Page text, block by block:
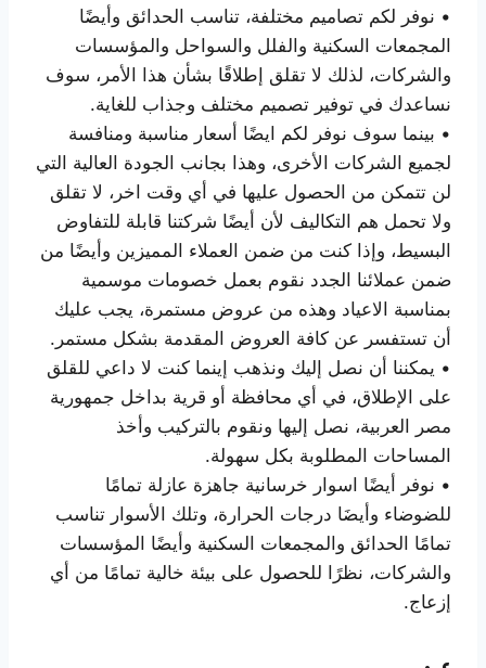
• نوفر لكم تصاميم مختلفة، تناسب الحدائق وأيضًا
المجمعات السكنية والفلل والسواحل والمؤسسات
والشركات، لذلك لا تقلق إطلاقًا بشأن هذا الأمر، سوف
نساعدك في توفير تصميم مختلف وجذاب للغاية.
• بينما سوف نوفر لكم ايضًا أسعار مناسبة ومنافسة
لجميع الشركات الأخرى، وهذا بجانب الجودة العالية التي
لن تتمكن من الحصول عليها في أي وقت اخر، لا تقلق
ولا تحمل هم التكاليف لأن أيضًا شركتنا قابلة للتفاوض
البسيط، وإذا كنت من ضمن العملاء المميزين وأيضًا من
ضمن عملائنا الجدد نقوم بعمل خصومات موسمية
بمناسبة الاعياد وهذه من عروض مستمرة، يجب عليك
أن تستفسر عن كافة العروض المقدمة بشكل مستمر.
• يمكننا أن نصل إليك ونذهب إينما كنت لا داعي للقلق
على الإطلاق، في أي محافظة أو قرية بداخل جمهورية
مصر العربية، نصل إليها ونقوم بالتركيب وأخذ
المساحات المطلوبة بكل سهولة.
• نوفر أيضًا اسوار خرسانية جاهزة عازلة تمامًا
للضوضاء وأيضَا درجات الحرارة، وتلك الأسوار تناسب
تمامًا الحدائق والمجمعات السكنية وأيضًا المؤسسات
والشركات، نظرًا للحصول على بيئة خالية تمامًا من أي
إزعاج.